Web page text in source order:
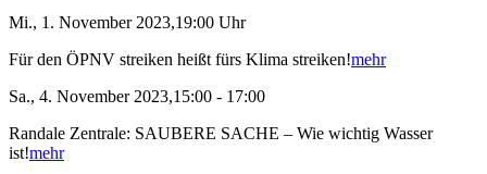
Mi., 1. November 2023,19:00 Uhr
Für den ÖPNV streiken heißt fürs Klima streiken!mehr
Sa., 4. November 2023,15:00 - 17:00
Randale Zentrale: SAUBERE SACHE – Wie wichtig Wasser
ist!mehr